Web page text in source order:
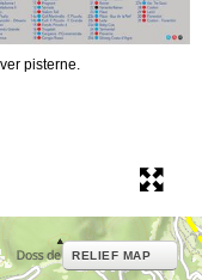
pisterne.
RELIEF MAP